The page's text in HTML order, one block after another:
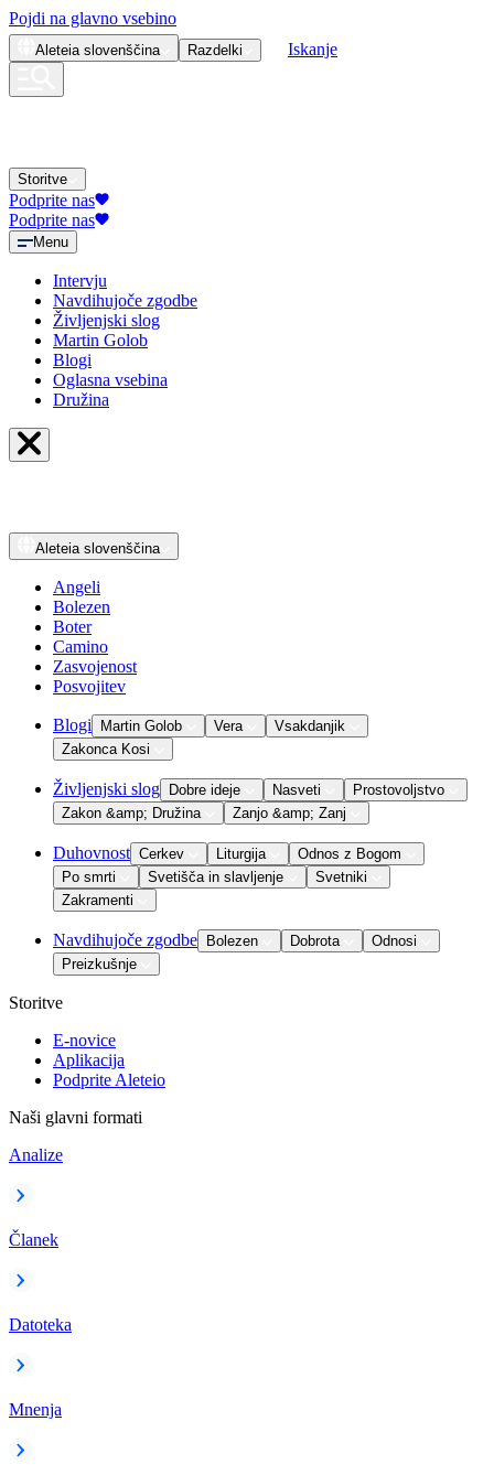
Pojdi na glavno vsebino
Aleteia slovenščina Razdelki Iskanje
Storitve
Podprite nas
Podprite nas
Menu
Intervju
Navdihujoče zgodbe
Življenjski slog
Martin Golob
Blogi
Oglasna vsebina
Družina
Aleteia slovenščina
Angeli
Bolezen
Boter
Camino
Zasvojenost
Posvojitev
Blogi Martin Golob Vera
Vsakdanjik
Zakonca Kosi
Življenjski slog Dobre ideje Nasveti
Prostovoljstvo
Zakon &amp; Družina
Zanjo &amp; Zanj
Duhovnost Cerkev Liturgija
Odnos z Bogom
Po smrti
Svetišča in slavljenje
Svetniki
Zakramenti
Navdihujoče zgodbe Bolezen Dobrota
Odnosi
Preizkušnje
Storitve
E-novice
Aplikacija
Podprite Aleteio
Naši glavni formati
Analize
Članek
Datoteka
Mnenja